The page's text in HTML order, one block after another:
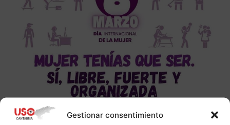
Gestionar consentimiento